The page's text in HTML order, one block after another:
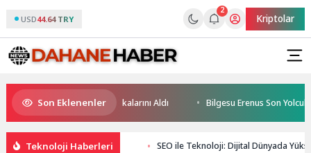
USD44.64 TRY
2
Kriptolar
Son Eklenenler
Yüzücüleri Sertifikalarını Aldı Bilgesu Erenus Son
Teknoloji Haberleri SEO ile Teknoloji: Dijital Dünyada